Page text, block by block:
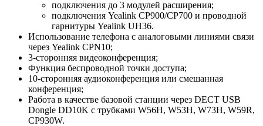
подключения до 3 модулей расширения;
подключения Yealink CP900/CP700 и проводной
гарнитуры Yealink UH36.
Использование телефона с аналоговыми линиями связи
через Yealink CPN10;
3-сторонняя видеоконференция;
Функция беспроводной точки доступа;
10-сторонняя аудиоконференция или смешанная
конференция;
Работа в качестве базовой станции через DECT USB
Dongle DD10K с трубками W56H, W53H, W73H, W59R,
CP930W.